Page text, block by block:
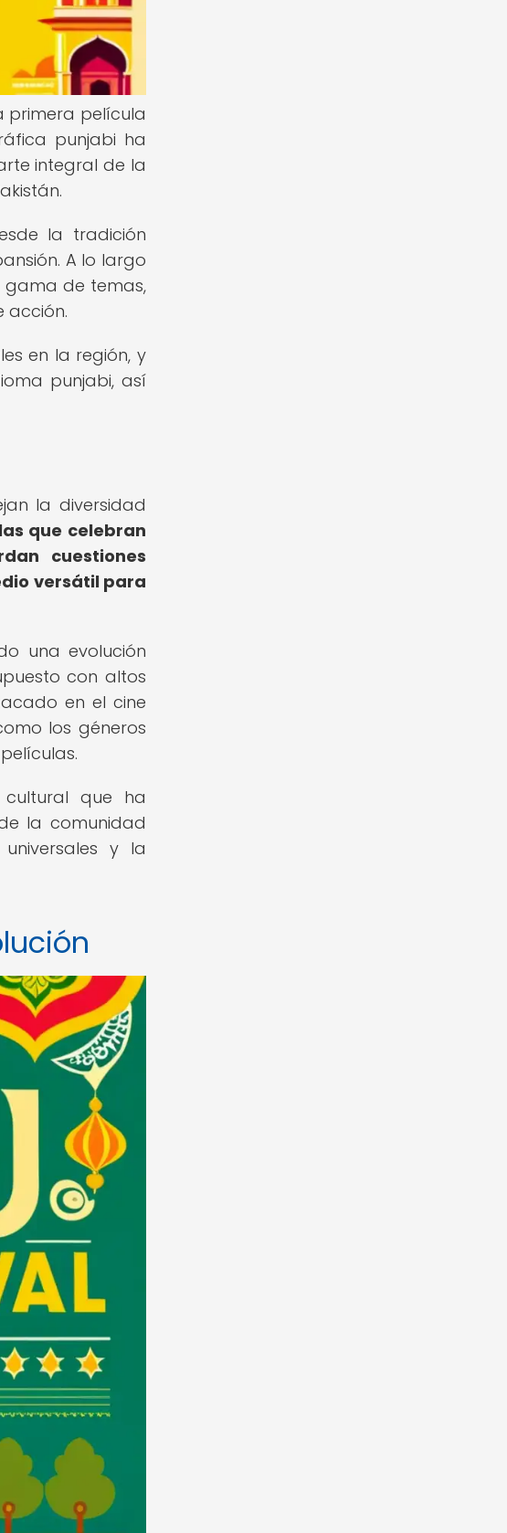
primera película
punjabi ha
integral de la
la tradición
A lo largo
de temas,
acción.
en la región, y
punjabi, así
la diversidad
que celebran
cuestiones
versátil para
una evolución
con altos
en el cine
los géneros
que ha
la comunidad
y la